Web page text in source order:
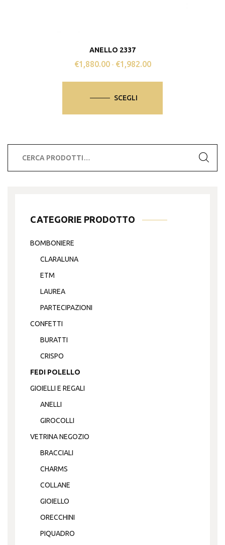
ANELLO 2337
€1,880.00 - €1,982.00Fascia
€1,880.00
SCEGLI
Le
possono
pagina
CATEGORIE PRODOTTO
BOMBONIERE
CLARALUNA
ETM
LAUREA
PARTECIPAZIONI
CONFETTI
BURATTI
CRISPO
FEDI POLELLO
GIOIELLI E REGALI
ANELLI
GIROCOLLI
VETRINA NEGOZIO
BRACCIALI
CHARMS
COLLANE
GIOIELLO
ORECCHINI
PIQUADRO